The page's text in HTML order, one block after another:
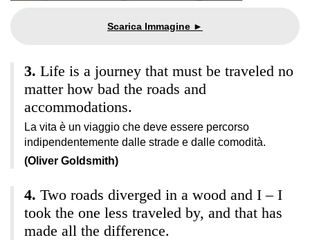
Life is a journey that must be traveled no
matter how bad the roads and
accommodations.
La vita è un viaggio che deve essere percorso
indipendentemente dalle strade e dalle comodità.
(Oliver Goldsmith)
Two roads diverged in a wood and I – I
took the one less traveled by, and that has
made all the difference.